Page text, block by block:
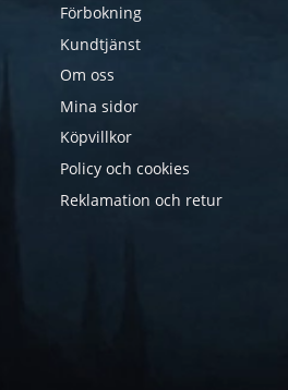
Förbokning
Kundtjänst
Om oss
Mina sidor
Köpvillkor
Policy och cookies
Reklamation och retur